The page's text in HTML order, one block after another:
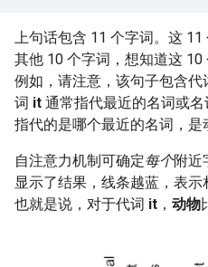
上句话包含 11 个字词。这
其他 10 个字词，想知道这 10
例如，请注意，该句子包含代
词 it 通常指代最近的名词或名
指代的是哪个最近的名词，是
自注意力机制可确定每个附近
显示了结果，线条越蓝，表示
也就是说，对于代词 it ， 动物